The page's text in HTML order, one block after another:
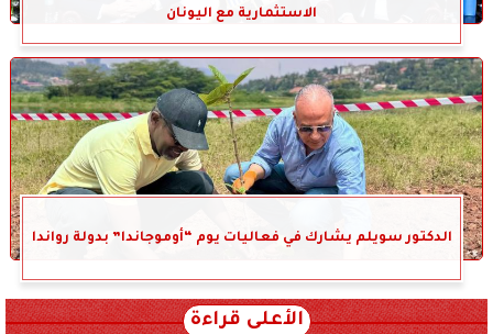
الاستثمارية مع اليونان
الدكتور سويلم يشارك في فعاليات يوم “أوموجاندا” بدولة رواندا
الأعلى قراءة